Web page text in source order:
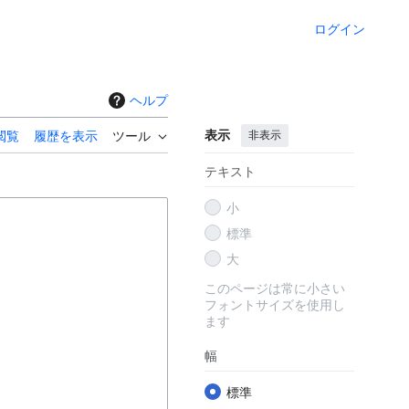
ログイン
ヘルプ
覧 履歴を表示 ツール 表示 非表示
テキスト
小
標準
大
このページは常に小さい
フォントサイズを使用し
ます
幅
標準